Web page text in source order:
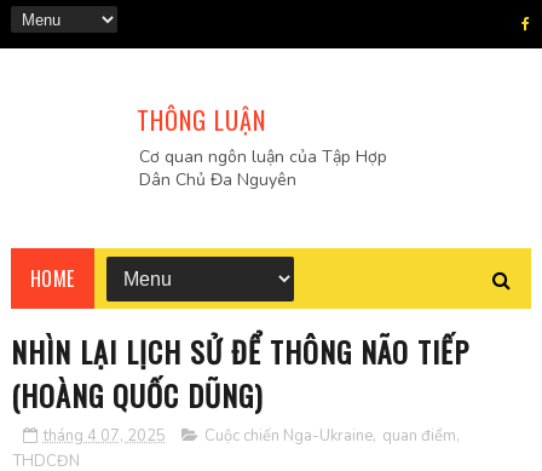
THÔNG LUẬN
Cơ quan ngôn luận của Tập Hợp
Dân Chủ Đa Nguyên
HOME
NHÌN LẠI LỊCH SỬ ĐỂ THÔNG NÃO TIẾP
(HOÀNG QUỐC DŨNG)
tháng 4 07, 2025 Cuộc chiến Nga-Ukraine, quan điểm,
THDCĐN